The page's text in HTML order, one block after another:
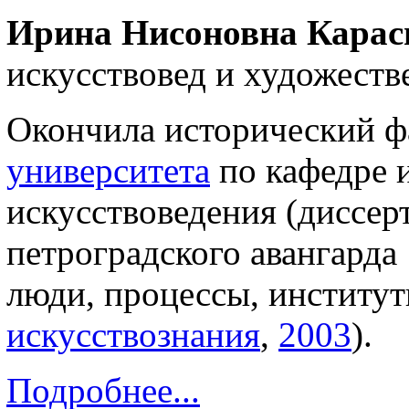
Ирина Нисоновна
искусствовед и
Окончила исторический
университета по кафедре
искусствоведения
петроградского
люди, процессы,
искусствознания, 2003).
Подробнее...